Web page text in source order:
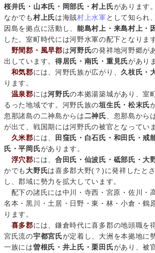
桜井氏・山本氏・岡部氏・村上氏があります。
なかでも村上氏は海賊村上水軍 として知られ
因島を拠点に活動し、 能島村上・来島村上・
した。室町時代には河野水軍の配下となります
野間郡・風早郡は河野氏の発祥地河野郷が
出しています。 得居氏・南氏・重見氏があり
和気郡には、河野氏族が広がり、久枝氏・
ります。
温泉郡には河野氏の本拠湯築城があり、室
るった地域です。河野氏族の垣生氏・松末氏
忽那諸島の二神島からは二神氏 、忽那島から
が出て、戦国期には河野氏の被官となってい
久米郡には、
田窪氏・白石氏・和田氏・戒
氏・平岡氏があります。
浮穴郡には、 合田氏・仙波氏・砥部氏・大
かでも 大野氏は喜多郡大野(？)に発祥したと
し、郡域に勢力を拡大しています。
配下の諸氏には中川・寺西・宮原・佐川・
名本・黒川・土居・日野・東・林・小倉・鶴
ります。
喜多郡には、鎌倉時代に喜多郡の地頭職を
宮氏流の宇都宮氏が定着し、大洲を本拠地に
一族には曽根氏・井上氏・栗田氏があり、被